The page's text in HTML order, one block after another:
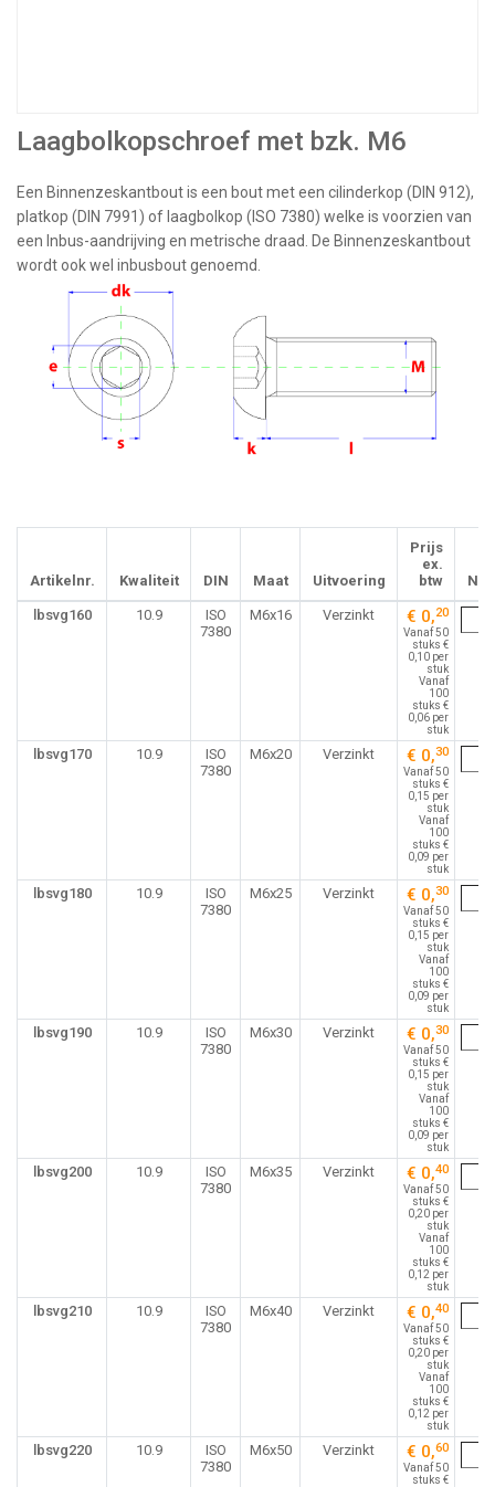
Laagbolkopschroef met bzk. M6
Een Binnenzeskantbout is een bout met een cilinderkop (DIN 912),
platkop (DIN 7991) of laagbolkop (ISO 7380) welke is voorzien van
een Inbus-aandrijving en metrische draad. De Binnenzeskantbout
wordt ook wel inbusbout genoemd.
Artikelnr. Kwaliteit DIN Maat Uitvoering
Prijs
ex.
btw
lbsvg160 10.9
ISO
7380
M6x16 Verzinkt € 0,20
Vanaf 50
stuks €
0,10 per
stuk
Vanaf
100
stuks €
0,06 per
stuk
lbsvg170 10.9
ISO
7380
M6x20 Verzinkt € 0,30
Vanaf 50
stuks €
0,15 per
stuk
Vanaf
100
stuks €
0,09 per
stuk
lbsvg180 10.9
ISO
7380
M6x25 Verzinkt € 0,30
Vanaf 50
stuks €
0,15 per
stuk
Vanaf
100
stuks €
0,09 per
stuk
lbsvg190 10.9
ISO
7380
M6x30 Verzinkt € 0,30
Vanaf 50
stuks €
0,15 per
stuk
Vanaf
100
stuks €
0,09 per
stuk
lbsvg200 10.9
ISO
7380
M6x35 Verzinkt € 0,40
Vanaf 50
stuks €
0,20 per
stuk
Vanaf
100
stuks €
0,12 per
stuk
lbsvg210 10.9
ISO
7380
M6x40 Verzinkt € 0,40
Vanaf 50
stuks €
0,20 per
stuk
Vanaf
100
stuks €
0,12 per
stuk
lbsvg220 10.9
ISO
7380
M6x50 Verzinkt € 0,60
Vanaf 50
stuks €